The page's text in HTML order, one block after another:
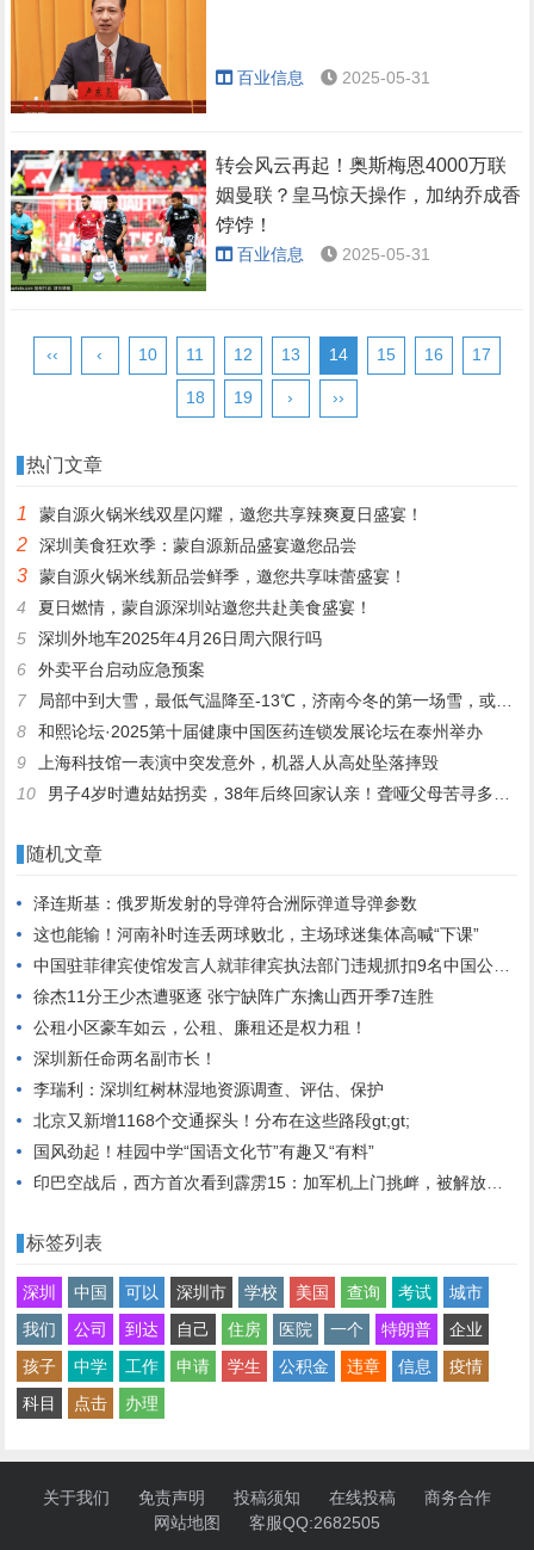
百业信息 2025-05-31
转会风云再起！奥斯梅恩4000万联
姻曼联？皇马惊天操作，加纳乔成香
饽饽！
百业信息 2025-05-31
‹‹ ‹ 10 11 12 13 14 15 16 17
18 19 › ››
热门文章
1 蒙自源火锅米线双星闪耀，邀您共享辣爽夏日盛宴！
2 深圳美食狂欢季：蒙自源新品盛宴邀您品尝
3
蒙自源火锅米线新品尝鲜季，邀您共享味蕾盛宴！
4
夏日燃情，蒙自源深圳站邀您共赴美食盛宴！
5
深圳外地车2025年4月26日周六限行吗
6
外卖平台启动应急预案
7
局部中到大雪，最低气温降至-13℃，济南今冬的第一场雪，或跟去年同一时间！
8
和熙论坛·2025第十届健康中国医药连锁发展论坛在泰州举办
9
上海科技馆一表演中突发意外，机器人从高处坠落摔毁
10
男子4岁时遭姑姑拐卖，38年后终回家认亲！聋哑父母苦寻多年，母亲已抱憾离世丨红星寻人
随机文章
泽连斯基：俄罗斯发射的导弹符合洲际弹道导弹参数
这也能输！河南补时连丢两球败北，主场球迷集体高喊“下课”
中国驻菲律宾使馆发言人就菲律宾执法部门违规抓扣9名中国公民答记者问
徐杰11分王少杰遭驱逐 张宁缺阵广东擒山西开季7连胜
公租小区豪车如云，公租、廉租还是权力租！
深圳新任命两名副市长！
李瑞利：深圳红树林湿地资源调查、评估、保护
北京又新增1168个交通探头！分布在这些路段gt;gt;
国风劲起！桂园中学“国语文化节”有趣又“有料”
印巴空战后，西方首次看到霹雳15：加军机上门挑衅，被解放军驱逐
标签列表
深圳 中国 可以 深圳市 学校 美国 查询 考试
城市
我们
公司 到达 自己 住房 医院 一个 特朗普
企业
孩子
中学 工作 申请 学生 公积金 违章 信息
疫情
科目
点击 办理
关于我们 免责声明 投稿须知 在线投稿
商务合作
网站地图
客服QQ:2682505